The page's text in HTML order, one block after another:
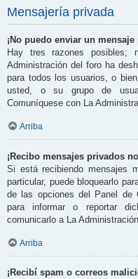
Mensajería privada
¡No puedo enviar un mensaje
Hay tres razones posibles;
Administración del foro ha
para todos los usuarios, o
usted, o su grupo de
Comuníquese con La
Arriba
¡Recibo mensajes privados
Si está recibiendo mensajes
particular, puede bloquearlo
de las opciones del Panel de
para informar o reportar
comunicarlo a La Administración.
Arriba
¡Recibí spam o correos